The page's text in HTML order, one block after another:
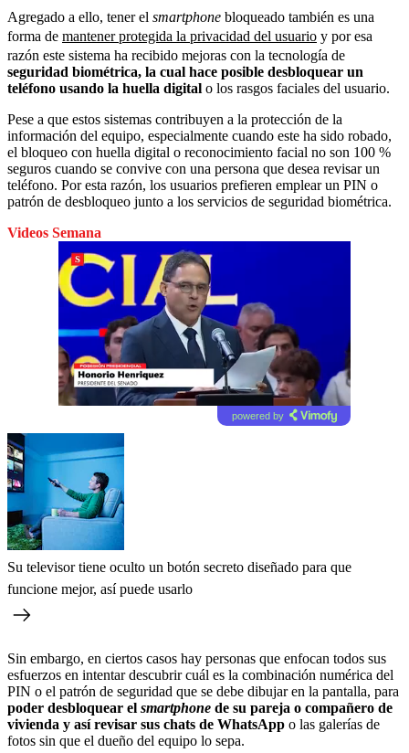
Agregado a ello, tener el smartphone bloqueado también es una
forma de mantener protegida la privacidad del usuario y por esa
razón este sistema ha recibido mejoras con la tecnología de
seguridad biométrica, la cual hace posible desbloquear un
teléfono usando la huella digital o los rasgos faciales del usuario.
Pese a que estos sistemas contribuyen a la protección de la
información del equipo, especialmente cuando este ha sido robado,
el bloqueo con huella digital o reconocimiento facial no son 100 %
seguros cuando se convive con una persona que desea revisar un
teléfono. Por esta razón, los usuarios prefieren emplear un PIN o
patrón de desbloqueo junto a los servicios de seguridad biométrica.
Videos Semana
powered by
Su televisor tiene oculto un botón secreto diseñado para que
funcione mejor, así puede usarlo
Sin embargo, en ciertos casos hay personas que enfocan todos sus
esfuerzos en intentar descubrir cuál es la combinación numérica del
PIN o el patrón de seguridad que se debe dibujar en la pantalla, para
poder desbloquear el smartphone de su pareja o compañero de
vivienda y así revisar sus chats de WhatsApp o las galerías de
fotos sin que el dueño del equipo lo sepa.